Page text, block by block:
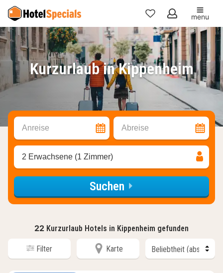
Meine
Favoriten
menu
Kurzurlaub in Kippenheim
Anreise Abreise
2 Erwachsene (1 Zimmer)
Suchen
22 Kurzurlaub Hotels in Kippenheim gefunden
Filter Karte